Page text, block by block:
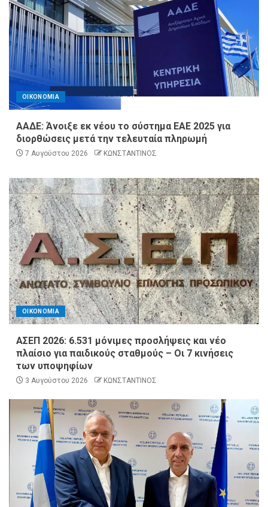
ΟΙΚΟΝΟΜΙΑ
ΑΑΔΕ: Άνοιξε εκ νέου το σύστημα ΕΑΕ 2025 για
διορθώσεις μετά την τελευταία πληρωμή
7 Αυγούστου 2026 ΚΩΝΣΤΑΝΤΙΝΟΣ
ΟΙΚΟΝΟΜΙΑ
ΑΣΕΠ 2026: 6.531 μόνιμες προσλήψεις και νέο
πλαίσιο για παιδικούς σταθμούς – Οι 7 κινήσεις
των υποψηφίων
3 Αυγούστου 2026 ΚΩΝΣΤΑΝΤΙΝΟΣ